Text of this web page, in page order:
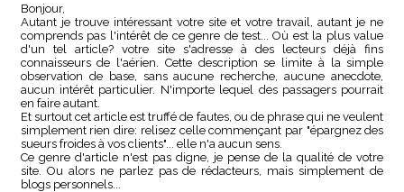
Bonjour,
Autant je trouve intéressant votre site et votre travail, autant je ne
comprends pas l'intérêt de ce genre de test... Où est la plus value
d'un tel article? votre site s'adresse à des lecteurs déjà fins
connaisseurs de l'aérien. Cette description se limite à la simple
observation de base, sans aucune recherche, aucune anecdote,
aucun intérêt particulier. N'importe lequel des passagers pourrait
en faire autant.
Et surtout cet article est truffé de fautes, ou de phrase qui ne veulent
simplement rien dire: relisez celle commençant par "épargnez des
sueurs froides à vos clients"... elle n'a aucun sens.
Ce genre d'article n'est pas digne, je pense de la qualité de votre
site. Ou alors ne parlez pas de rédacteurs, mais simplement de
blogs personnels...